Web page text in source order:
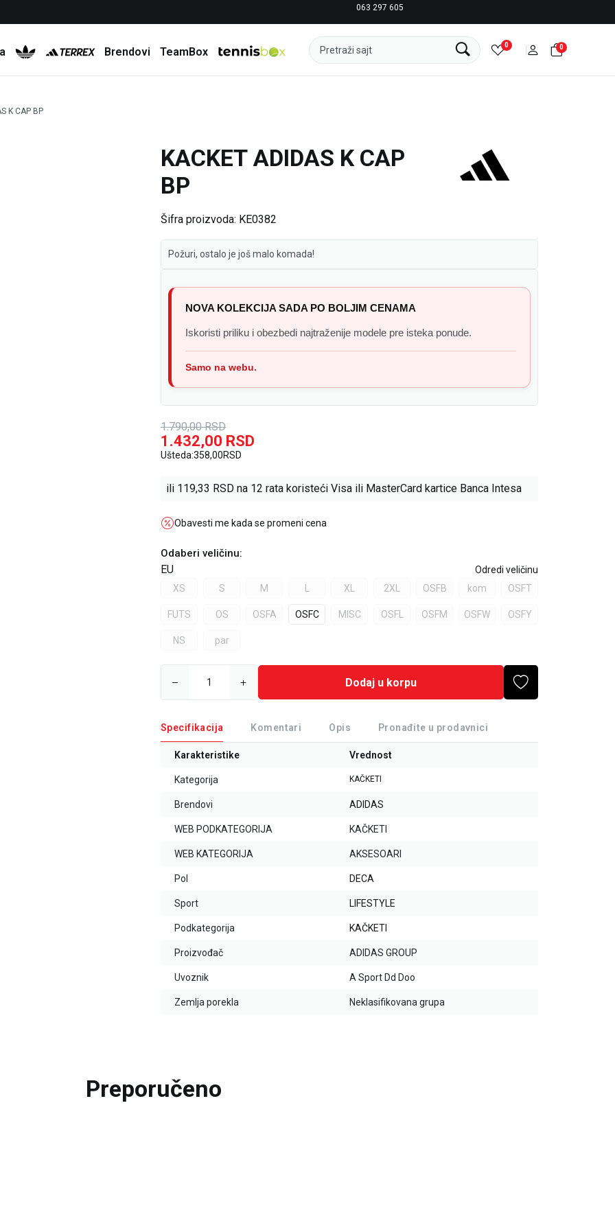
063 297 605
Brendovi TeamBox Pretraži sajt 0 0
K CAP BP
KACKET ADIDAS K CAP
BP
Šifra proizvoda: KE0382
Požuri, ostalo je još malo komada!
NOVA KOLEKCIJA SADA PO BOLJIM CENAMA
Iskoristi priliku i obezbedi najtraženije modele pre isteka ponude.
Samo na webu.
1.790,00 RSD
1.432,00 RSD
Ušteda:358,00RSD
ili 119,33 RSD na 12 rata koristeći Visa ili MasterCard kartice Banca Intesa
Obavesti me kada se promeni cena
Odaberi veličinu:
EU
Odredi veličinu
XS
S M XL 2XL OSFB kom OSFT
FUTS OS OSFA OSFC MISC OSFL OSFM OSFW OSFY
NS par
Dodaj u korpu
Specifikacija Komentari Opis Pronađite u prodavnici
Karakteristike Vrednost
Kategorija KAČKETI
Brendovi ADIDAS
WEB PODKATEGORIJA KAČKETI
WEB KATEGORIJA AKSESOARI
Pol DECA
Sport LIFESTYLE
Podkategorija KAČKETI
Proizvođač ADIDAS GROUP
Uvoznik A Sport Dd Doo
Zemlja porekla Neklasifikovana grupa
Preporučeno